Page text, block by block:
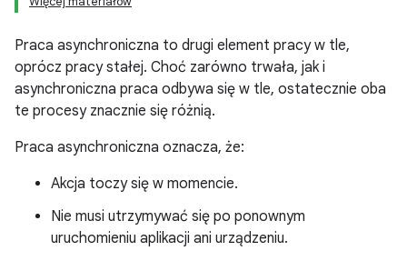
Praca asynchroniczna to drugi element pracy w tle,
oprócz pracy stałej. Choć zarówno trwała, jak i
asynchroniczna praca odbywa się w tle, ostatecznie oba
te procesy znacznie się różnią.
Praca asynchroniczna oznacza, że:
Akcja toczy się w momencie.
Nie musi utrzymywać się po ponownym
uruchomieniu aplikacji ani urządzeniu.